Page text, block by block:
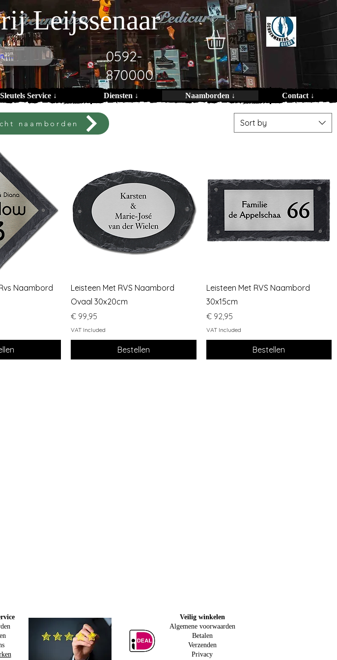
Leijssenaar
0592-
870000
Sleutels Service ↓ Diensten ↓ Naamborden ↓ Contact ↓
Sort by
Naambord
Quick View
Leisteen Met RVS Naambord
Ovaal 30x20cm
Price
€ 99,95
VAT Included
Bestellen
Quick View
Leisteen Met RVS Naambord
30x15cm
Price
€ 92,95
VAT Included
Bestellen
naamborden
Veilig winkelen
Algemene voorwaarden
Betalen
Verzenden
Privacy